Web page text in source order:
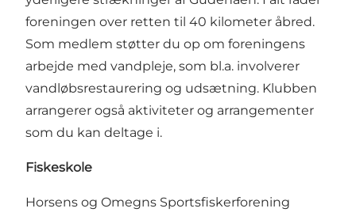
foreningen over retten til 40 kilometer åbred.
Som medlem støtter du op om foreningens
arbejde med vandpleje, som bl.a. involverer
vandløbsrestaurering og udsætning. Klubben
arrangerer også aktiviteter og arrangementer
som du kan deltage i.
Fiskeskole
Horsens og Omegns Sportsfiskerforening